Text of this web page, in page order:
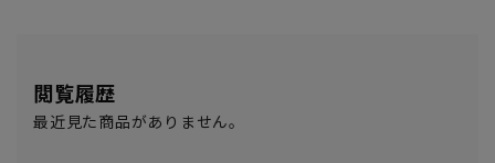
閲覧履歴
最近見た商品がありません。